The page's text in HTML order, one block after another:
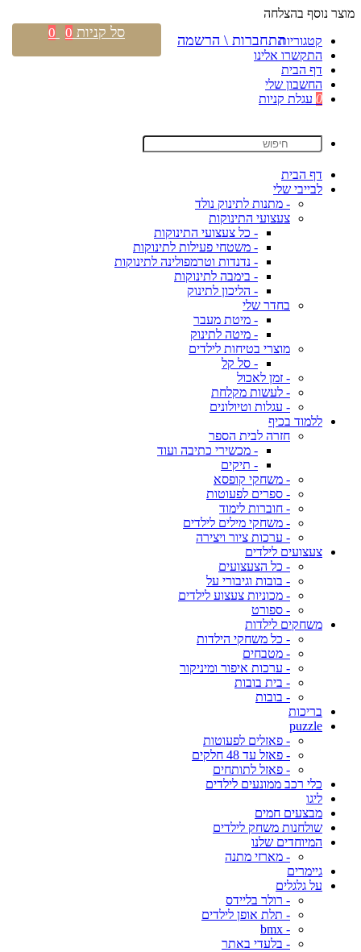
מוצר נוסף בהצלחה
קטגוריות
התקשרו אלינו
דף הבית
החשבון שלי
0 עגלת קניות
דף הבית
לבייבי שלי
- מתנות לתינוק נולד
צעצועי התינוקות
- כל צעצועי התינוקות
- משטחי פעילות לתינוקות
- נדנדות וטרמפולינה לתינוקות
- בימבה לתינוקות
- הליכון לתינוק
בחדר שלי
- מיטת מעבר
- מיטה לתינוק
מוצרי בטיחות לילדים
- סל קל
- זמן לאכול
- לעשות מקלחת
- עגלות וטיולונים
ללמוד בכיף
חזרה לבית הספר
- מכשירי כתיבה ועוד
- תיקים
- משחקי קופסא
- ספרים לפעוטות
- חוברות לימוד
- משחקי מילים לילדים
- ערכות ציור ויצירה
צעצועים לילדים
- כל הצעצועים
- בובות וגיבורי על
- מכוניות צעצוע לילדים
- ספורט
משחקים לילדות
- כל משחקי הילדות
- מטבחים
- ערכות איפור ומיניקור
- בית בובות
- בובות
בריכות
puzzle
- פאזלים לפעוטות
- פאזל עד 48 חלקים
- פאזל לתותחים
כלי רכב ממונעים לילדים
ליגו
מבצעים חמים
שולחנות משחק לילדים
המיוחדים שלנו
- מארזי מתנה
גיימרים
על גלגלים
- רולר בליידס
- תלת אופן לילדים
- bmx
- בלעדי באתר
התחברות \ הרשמה סל קניות 0
0